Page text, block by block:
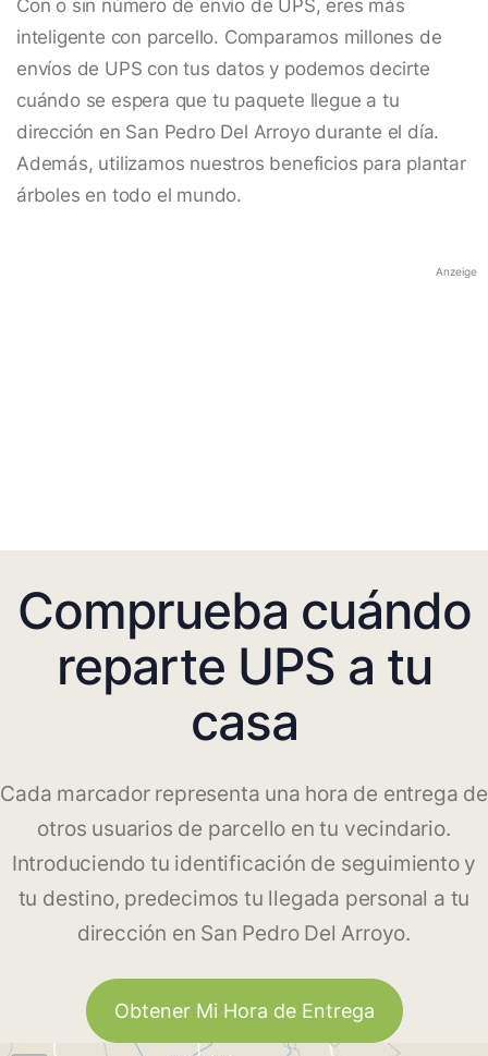
Con o sin número de envío de UPS, eres más
inteligente con parcello. Comparamos millones de
envíos de UPS con tus datos y podemos decirte
cuándo se espera que tu paquete llegue a tu
dirección en San Pedro Del Arroyo durante el día.
Además, utilizamos nuestros beneficios para plantar
árboles en todo el mundo.
Anzeige
Comprueba cuándo
reparte UPS a tu
casa
Cada marcador representa una hora de entrega de
otros usuarios de parcello en tu vecindario.
Introduciendo tu identificación de seguimiento y
tu destino, predecimos tu llegada personal a tu
dirección en San Pedro Del Arroyo.
Obtener Mi Hora de Entrega